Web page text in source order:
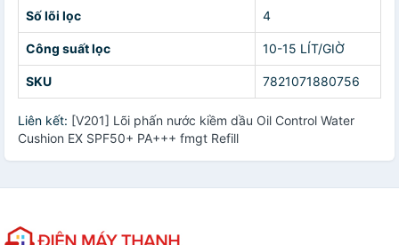
Số lõi lọc 4
Công suất lọc 10-15 LÍT/GIỜ
SKU 7821071880756
Liên kết: [V201] Lõi phấn nước kiềm dầu Oil Control Water
Cushion EX SPF50+ PA+++ fmgt Refill